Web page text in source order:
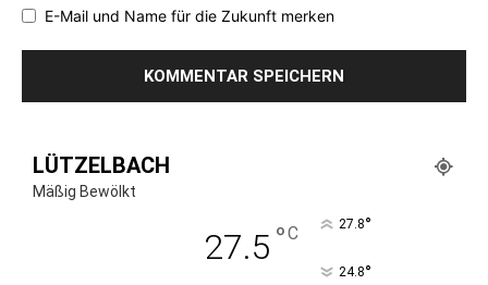
E-Mail und Name für die Zukunft merken
LÜTZELBACH
Mäßig Bewölkt
27.5 °C 27.8°
24.8°